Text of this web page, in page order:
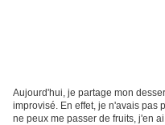
Aujourd'hui, je partage mon
improvisé. En effet, je n'avais pas
ne peux me passer de fruits, j'en